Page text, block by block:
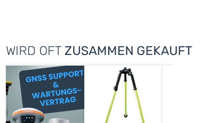
WIRD OFT ZUSAMMEN GEKAUFT